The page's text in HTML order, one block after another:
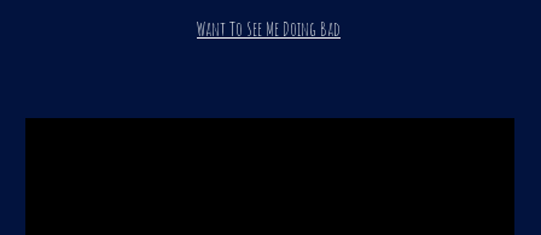
Want To See Me Doing Bad